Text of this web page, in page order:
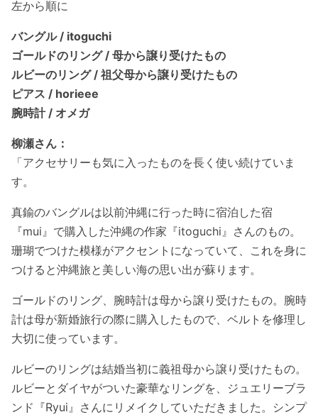
左から順に
バングル / itoguchi
ゴールドのリング / 母から譲り受けたもの
ルビーのリング / 祖父母から譲り受けたもの
ピアス / horieee
腕時計 / オメガ
柳瀬さん：
「アクセサリーも気に入ったものを長く使い続けていま
す。
真鍮のバングルは以前沖縄に行った時に宿泊した宿
『mui』で購入した沖縄の作家『itoguchi』さんのもの。
珊瑚でつけた模様がアクセントになっていて、これを身に
つけると沖縄旅と美しい海の思い出が蘇ります。
ゴールドのリング、腕時計は母から譲り受けたもの。腕時
計は母が新婚旅行の際に購入したもので、ベルトを修理し
大切に使っています。
ルビーのリングは結婚当初に義祖母から譲り受けたもの。
ルビーとダイヤがついた豪華なリングを、ジュエリーブラ
ンド『Ryui』さんにリメイクしていただきました。シンプ